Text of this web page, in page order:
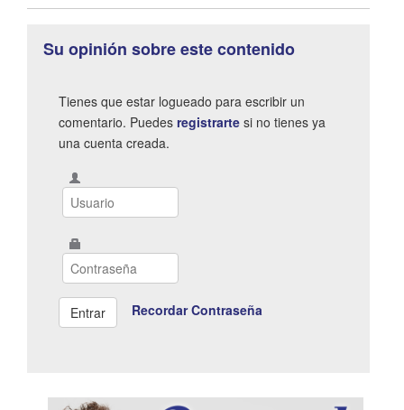
Su opinión sobre este contenido
Tienes que estar logueado para escribir un
comentario. Puedes registrarte si no tienes ya
una cuenta creada.
Recordar Contraseña